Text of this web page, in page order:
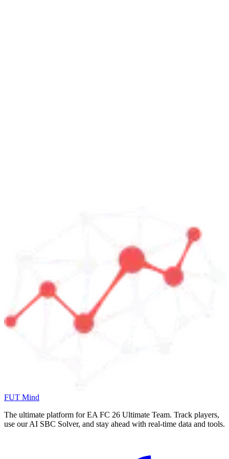
FUT Mind
The ultimate platform for EA FC 26 Ultimate Team. Track players,
use our AI SBC Solver, and stay ahead with real-time data and tools.